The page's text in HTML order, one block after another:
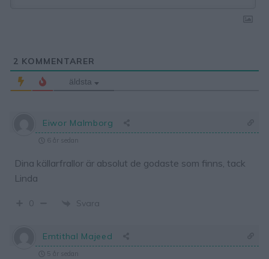
2 KOMMENTARER
äldsta
Eiwor Malmborg
6 år sedan
Dina källarfrallor är absolut de godaste som finns, tack
Linda
0 Svara
Emtithal Majeed
5 år sedan